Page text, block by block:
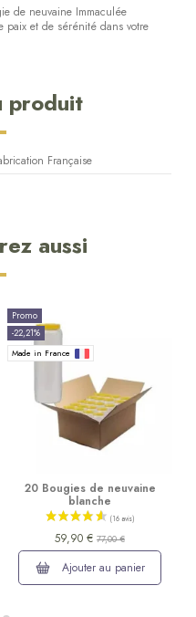
de neuvaine Immaculée
paix et de sérénité dans votre
produit
Française
aussi
Promo
-22,21%
Made in France
20 Bougies de neuvaine
blanche
59,90 € 77,00 €
Ajouter au panier